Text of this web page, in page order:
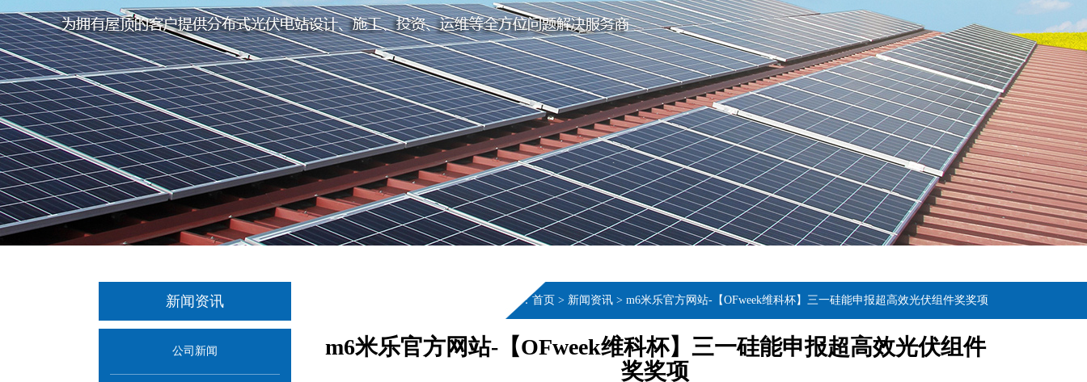
新闻资讯
公司新闻
当前位置：首页 > 新闻资讯 > m6米乐官方网站-【OFweek维科杯】三一硅能申报超高效光伏组件奖奖项
m6米乐官方网站-【OFweek维科杯】三一硅能申报超高效光伏组件
奖奖项